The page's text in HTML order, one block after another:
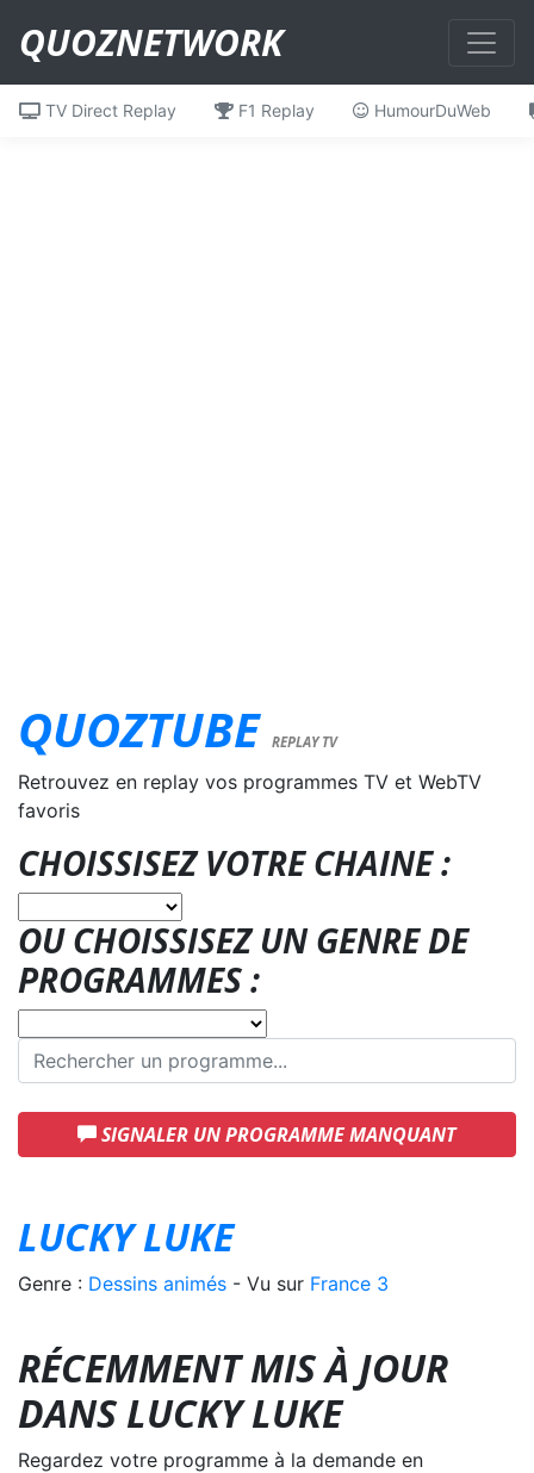
QUOZNETWORK
TV Direct Replay F1 Replay HumourDuWeb
QUOZTUBE REPLAY TV
Retrouvez en replay vos programmes TV et WebTV
favoris
CHOISSISEZ VOTRE CHAINE :
OU CHOISSISEZ UN GENRE DE
PROGRAMMES :
SIGNALER UN PROGRAMME MANQUANT
LUCKY LUKE
Genre : Dessins animés - Vu sur France 3
RÉCEMMENT MIS À JOUR
DANS LUCKY LUKE
Regardez votre programme à la demande en